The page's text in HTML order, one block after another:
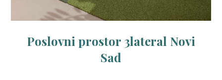
Poslovni prostor 3lateral Novi
Sad